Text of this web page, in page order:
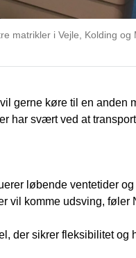
matrikler i Vejle, Kolding og
gerne køre til en anden
har svært ved at
løbende ventetider
vil komme udsving, føler
der sikrer fleksibilitet og